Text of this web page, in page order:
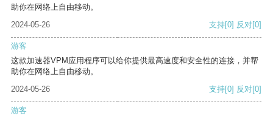
助你在网络上自由移动。
2024-05-26
支持[0] 反对[0]
游客
这款加速器VPM应用程序可以给你提供最高速度和安全性的连接，并帮
助你在网络上自由移动。
2024-05-26
支持[0] 反对[0]
游客